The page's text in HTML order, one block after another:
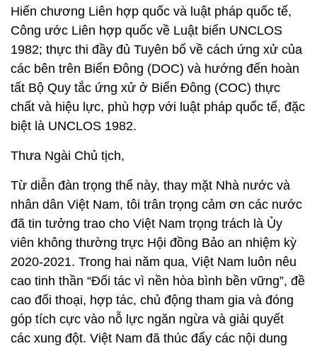
Hiến chương Liên hợp quốc và luật pháp quốc tế,
Công ước Liên hợp quốc về Luật biển UNCLOS
1982; thực thi đầy đủ Tuyên bố về cách ứng xử của
các bên trên Biển Đông (DOC) và hướng đến hoàn
tất Bộ Quy tắc ứng xử ở Biển Đông (COC) thực
chất và hiệu lực, phù hợp với luật pháp quốc tế, đặc
biệt là UNCLOS 1982.
Thưa Ngài Chủ tịch,
Từ diễn đàn trọng thể này, thay mặt Nhà nước và
nhân dân Việt Nam, tôi trân trọng cảm ơn các nước
đã tin tưởng trao cho Việt Nam trọng trách là Ủy
viên không thường trực Hội đồng Bảo an nhiệm kỳ
2020-2021. Trong hai năm qua, Việt Nam luôn nêu
cao tinh thần “Đối tác vì nền hòa bình bền vững”, đề
cao đối thoại, hợp tác, chủ động tham gia và đóng
góp tích cực vào nỗ lực ngăn ngừa và giải quyết
các xung đột. Việt Nam đã thúc đẩy các nội dung